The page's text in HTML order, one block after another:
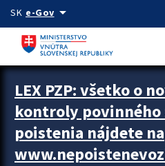
Preskocit na hlavný obsah
SK e-Govarrow_drop_down
Zastavit automatický posun upútavok
LEX PZP: všetko o
kontroly povinného
poistenia nájdete na